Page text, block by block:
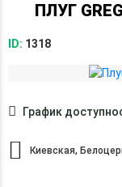
ПЛУГ
ID: 1318
График
Киевская,